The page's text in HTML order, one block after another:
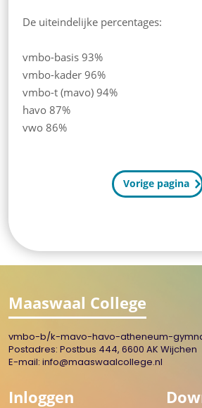
De uiteindelijke percentages:
vmbo-basis 93%
vmbo-kader 96%
vmbo-t (mavo) 94%
havo 87%
vwo 86%
Vorige pagina
Maaswaal College
vmbo-b/k-mavo-havo-atheneum-
Postadres: Postbus 444, 6600 AK Wijchen
E-mail: info@maaswaalcollege.nl
Inloggen